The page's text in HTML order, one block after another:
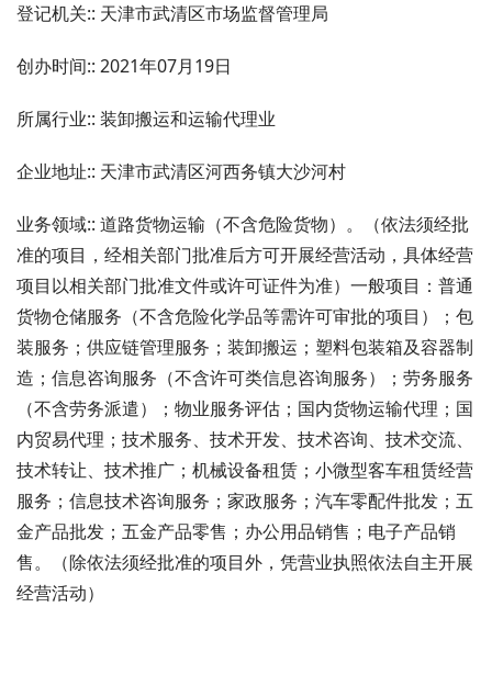
登记机关:: 天津市武清区市场监督管理局
创办时间:: 2021年07月19日
所属行业:: 装卸搬运和运输代理业
企业地址:: 天津市武清区河西务镇大沙河村
业务领域:: 道路货物运输（不含危险货物）。（依法须经批
准的项目，经相关部门批准后方可开展经营活动，具体经营
项目以相关部门批准文件或许可证件为准）一般项目：普通
货物仓储服务（不含危险化学品等需许可审批的项目）；包
装服务；供应链管理服务；装卸搬运；塑料包装箱及容器制
造；信息咨询服务（不含许可类信息咨询服务）；劳务服务
（不含劳务派遣）；物业服务评估；国内货物运输代理；国
内贸易代理；技术服务、技术开发、技术咨询、技术交流、
技术转让、技术推广；机械设备租赁；小微型客车租赁经营
服务；信息技术咨询服务；家政服务；汽车零配件批发；五
金产品批发；五金产品零售；办公用品销售；电子产品销
售。（除依法须经批准的项目外，凭营业执照依法自主开展
经营活动）